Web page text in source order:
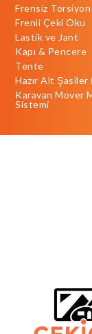
Frensiz
Frenli Çeki Oku
Lastik ve Jant
Kapı & Pencere
Tente
Hazır Alt
Karavan Mover
Sistemi